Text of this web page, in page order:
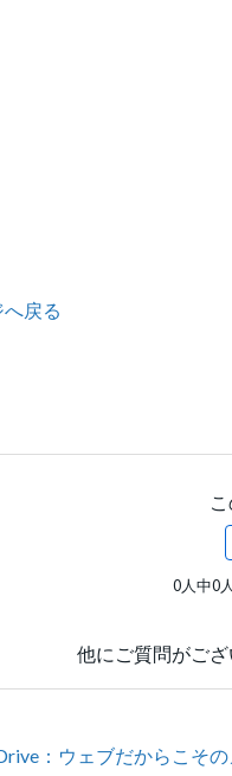
戻る
0人中0
他にご質問がご
：ウェブだからこそ